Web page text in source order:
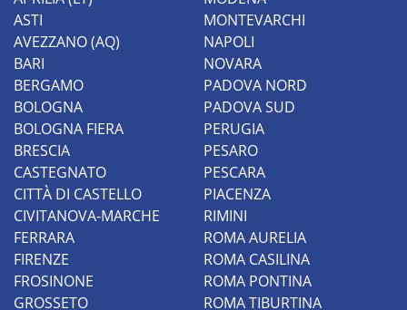
ASTI
AVEZZANO (AQ)
BARI
BERGAMO
BOLOGNA
BOLOGNA FIERA
BRESCIA
CASTEGNATO
CITTÀ DI CASTELLO
CIVITANOVA-MARCHE
FERRARA
FIRENZE
FROSINONE
GROSSETO
MONTEVARCHI
NAPOLI
NOVARA
PADOVA NORD
PADOVA SUD
PERUGIA
PESARO
PESCARA
PIACENZA
RIMINI
ROMA AURELIA
ROMA CASILINA
ROMA PONTINA
ROMA TIBURTINA